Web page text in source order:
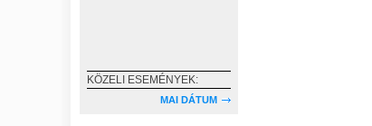
KÖZELI ESEMÉNYEK:
MAI DÁTUM